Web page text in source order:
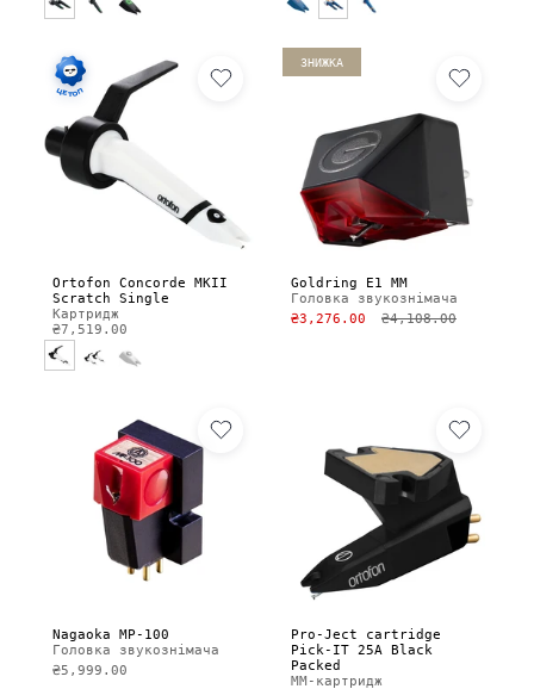
Ortofon Concorde MKII
Scratch Single
Картридж
₴7,519.00
ЗНИЖКА
Goldring E1 MM
Головка звукознімача
₴3,276.00
₴4,108.00
Nagaoka MP-100
Головка звукознімача
₴5,999.00
Pro-Ject cartridge
Pick-IT 25A Black
Packed
MM-картридж